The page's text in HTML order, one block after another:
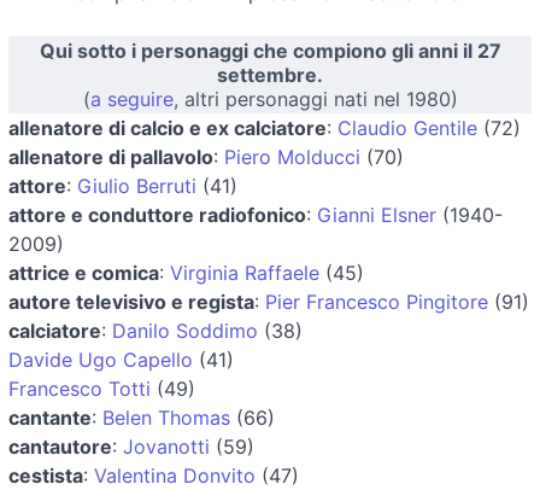
Qui sotto i personaggi che compiono gli anni il 27
settembre.
(a seguire, altri personaggi nati nel 1980)
allenatore di calcio e ex calciatore: Claudio Gentile (72)
allenatore di pallavolo: Piero Molducci (70)
attore: Giulio Berruti (41)
attore e conduttore radiofonico: Gianni Elsner (1940-
2009)
attrice e comica: Virginia Raffaele (45)
autore televisivo e regista: Pier Francesco Pingitore (91)
calciatore: Danilo Soddimo (38)
Davide Ugo Capello (41)
Francesco Totti (49)
cantante: Belen Thomas (66)
cantautore: Jovanotti (59)
cestista: Valentina Donvito (47)